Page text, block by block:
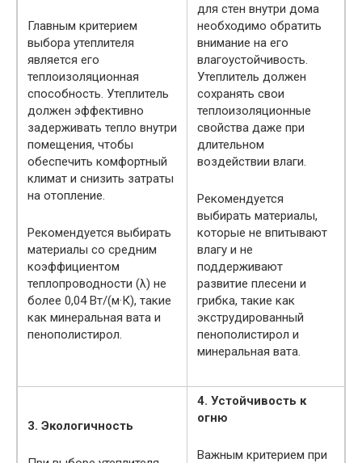
Главным критерием
выбора утеплителя
является его
теплоизоляционная
способность. Утеплитель
должен эффективно
задерживать тепло внутри
помещения, чтобы
обеспечить комфортный
климат и снизить затраты
на отопление.
Рекомендуется выбирать
материалы со средним
коэффициентом
теплопроводности (λ) не
более 0,04 Вт/(м·К), такие
как минеральная вата и
пенополистирол.
для стен внутри дома
необходимо обратить
внимание на его
влагоустойчивость.
Утеплитель должен
сохранять свои
теплоизоляционные
свойства даже при
длительном
воздействии влаги.
Рекомендуется
выбирать материалы,
которые не впитывают
влагу и не
поддерживают
развитие плесени и
грибка, такие как
экструдированный
пенополистирол и
минеральная вата.
3. Экологичность
4. Устойчивость к
огню
Важным критерием при